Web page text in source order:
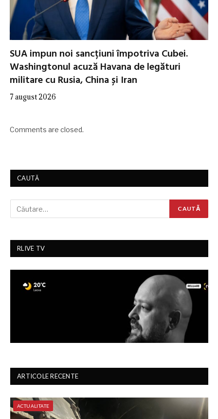
SUA impun noi sancțiuni împotriva Cubei.
Washingtonul acuză Havana de legături
militare cu Rusia, China și Iran
7 august 2026
Comments are closed.
CAUTĂ
RLIVE TV
ARTICOLE RECENTE
ACTUALITATE